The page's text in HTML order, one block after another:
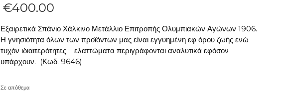
€400.00
Εξαιρετικά Σπάνιο Χάλκινο Μετάλλιο Επιτροπής Ολυμπιακών Αγώνων 1906.
Η γνησιότητα όλων των προϊόντων μας είναι εγγυημένη εφ όρου ζωής ενώ
τυχόν ιδιαιτερότητες – ελαττώματα περιγράφονται αναλυτικά εφόσον
υπάρχουν. (Κωδ. 9646)
Σε απόθεμα